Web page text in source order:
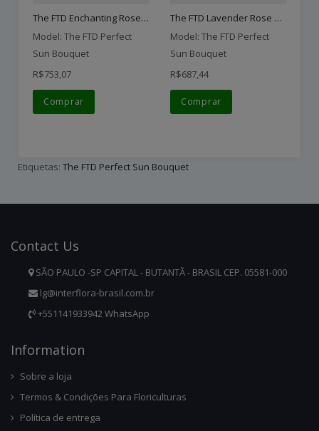
The FTD Enchanting Rose B..
Model: The FTD Perfect
Sun Bouquet
R$753,07
Comprar
The FTD Lavender Rose Bou..
Model: The FTD Perfect
Sun Bouquet
R$687,44
Comprar
Etiquetas: The FTD Perfect Sun Bouquet
Contact Us
SÃO PAULO -SP CAPITAL - BUTANTÃ - BRASIL CEP. 05581-000
lg@interflora-brasil.com.br
+551141933942 WhatsApp
InforMation
Sobre a loja
Termos & Condições Para Floriculturas
Política de entrega